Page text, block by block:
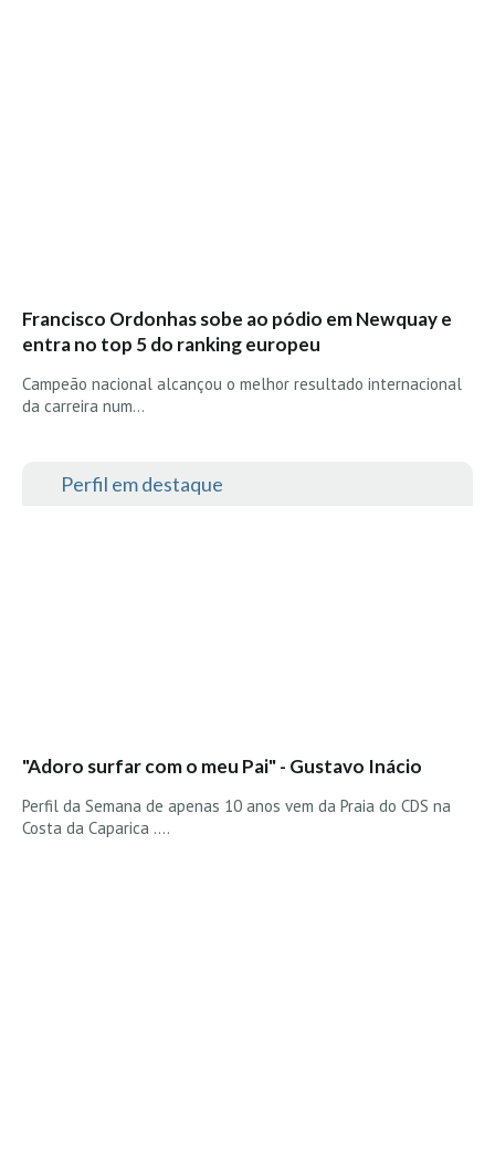
Francisco Ordonhas sobe ao pódio em Newquay e
entra no top 5 do ranking europeu
Campeão nacional alcançou o melhor resultado internacional
da carreira num…
Perfil em destaque
"Adoro surfar com o meu Pai" - Gustavo Inácio
Perfil da Semana de apenas 10 anos vem da Praia do CDS na
Costa da Caparica ....